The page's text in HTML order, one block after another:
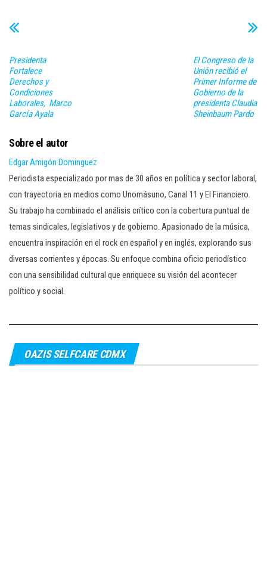
Presidenta
Fortalece
Derechos y
Condiciones
Laborales, Marco
García Ayala
El Congreso de la
Unión recibió el
Primer Informe de
Gobierno de la
presidenta Claudia
Sheinbaum Pardo
Sobre el autor
Edgar Amigón Dominguez
Periodista especializado por mas de 30 años en política y sector laboral,
con trayectoria en medios como Unomásuno, Canal 11 y El Financiero.
Su trabajo ha combinado el análisis crítico con la cobertura puntual de
temas sindicales, legislativos y de gobierno. Apasionado de la música,
encuentra inspiración en el rock en español y en inglés, explorando sus
diversas corrientes y épocas. Su enfoque combina oficio periodístico
con una sensibilidad cultural que enriquece su visión del acontecer
político y social.
OAZIS SELFCARE CDMX